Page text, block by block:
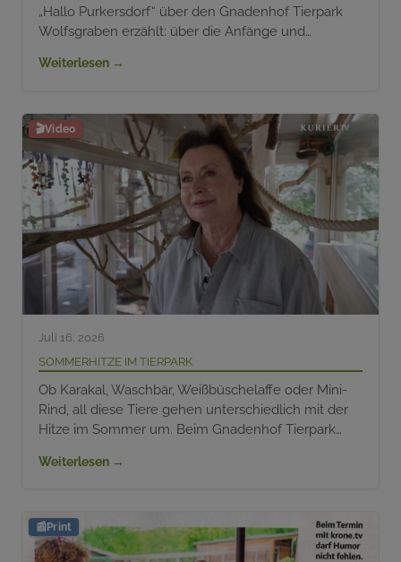
„Hallo Purkersdorf“ über den Gnadenhof Tierpark
Wolfsgraben erzählt: über die Anfänge und…
Weiterlesen →
🎬Video
Juli 16, 2026
Sommerhitze im Tierpark
Ob Karakal, Waschbär, Weißbüschelaffe oder Mini-
Rind, all diese Tiere gehen unterschiedlich mit der
Hitze im Sommer um. Beim Gnadenhof Tierpark…
Weiterlesen →
📰Print